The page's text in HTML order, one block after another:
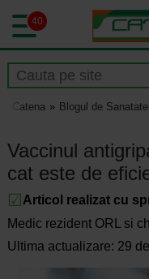
40
Catena Blogul de
Vaccinul
cat este de
Articol realizat cu
Medic rezident ORL si
Ultima actualizare: 29